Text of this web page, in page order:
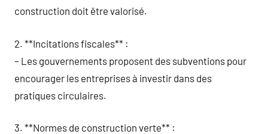
construction doit être valorisé.
2. **Incitations fiscales** :
– Les gouvernements proposent des subventions pour
encourager les entreprises à investir dans des
pratiques circulaires.
3. **Normes de construction verte** :